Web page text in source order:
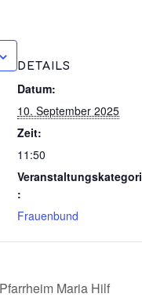
DETAILS
Datum:
10. September 2025
Zeit:
11:50
:
Frauenbund
Maria Hilf